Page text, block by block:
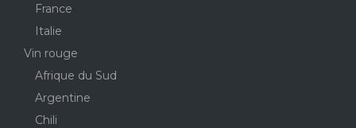
France
Italie
Vin rouge
Afrique du Sud
Argentine
Chili